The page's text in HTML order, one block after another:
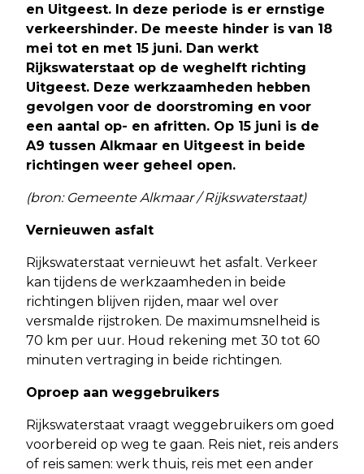
en Uitgeest. In deze periode is er ernstige
verkeershinder. De meeste hinder is van 18
mei tot en met 15 juni. Dan werkt
Rijkswaterstaat op de weghelft richting
Uitgeest. Deze werkzaamheden hebben
gevolgen voor de doorstroming en voor
een aantal op- en afritten. Op 15 juni is de
A9 tussen Alkmaar en Uitgeest in beide
richtingen weer geheel open.
(bron: Gemeente Alkmaar / Rijkswaterstaat)
Vernieuwen asfalt
Rijkswaterstaat vernieuwt het asfalt. Verkeer
kan tijdens de werkzaamheden in beide
richtingen blijven rijden, maar wel over
versmalde rijstroken. De maximumsnelheid is
70 km per uur. Houd rekening met 30 tot 60
minuten vertraging in beide richtingen.
Oproep aan weggebruikers
Rijkswaterstaat vraagt weggebruikers om goed
voorbereid op weg te gaan. Reis niet, reis anders
of reis samen: werk thuis, reis met een ander